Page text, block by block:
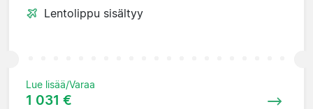
Lentolippu sisältyy
Lue lisää/Varaa
1 031 €